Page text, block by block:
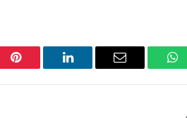
Pinterest LinkedIn Email